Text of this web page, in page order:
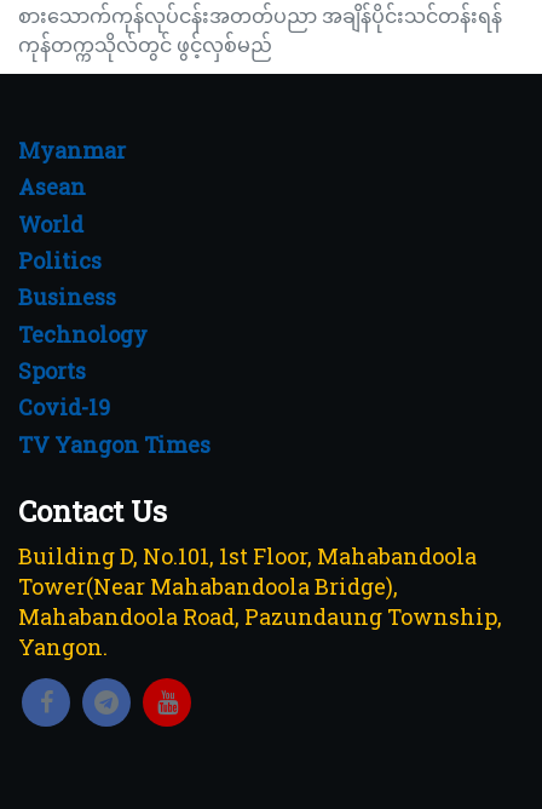
စားသောက်ကုန်လုပ်ငန်းအတတ်ပညာ အချိန်ပိုင်းသင်တန်းရန်
ကုန်တက္ကသိုလ်တွင် ဖွင့်လှစ်မည်
Myanmar
Asean
World
Politics
Business
Technology
Sports
Covid-19
TV Yangon Times
Contact Us
Building D, No.101, 1st Floor, Mahabandoola
Tower(Near Mahabandoola Bridge),
Mahabandoola Road, Pazundaung Township,
Yangon.